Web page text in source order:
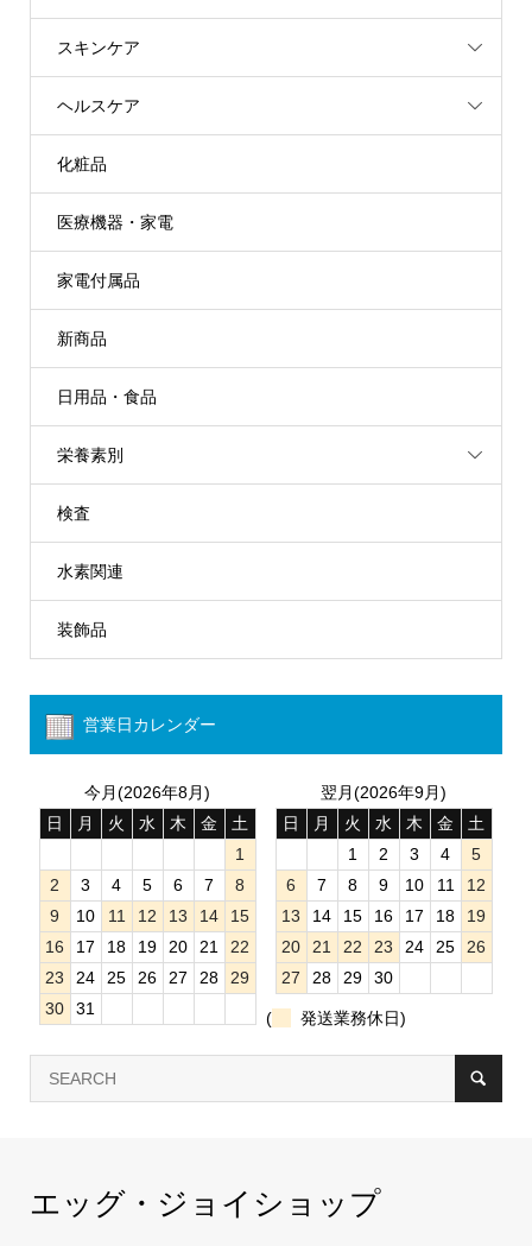
スキンケア
ヘルスケア
化粧品
医療機器・家電
家電付属品
新商品
日用品・食品
栄養素別
検査
水素関連
装飾品
営業日カレンダー
今月(2026年8月)
日
月 火 水 木 金
土
1
2
3 4 5 6 7
8
9
10 11 12 13 14
15
16
17 18 19 20 21
22
23
24 25 26 27 28
29
30
31
翌月(2026年9月)
日
月 火 水 木 金
土
1
2 3 4
5
6
7 8 9 10 11
12
13
14 15 16 17 18
19
20
21 22 23 24 25
26
27
28 29 30
( 発送業務休日)
エッグ・ジョイショップ